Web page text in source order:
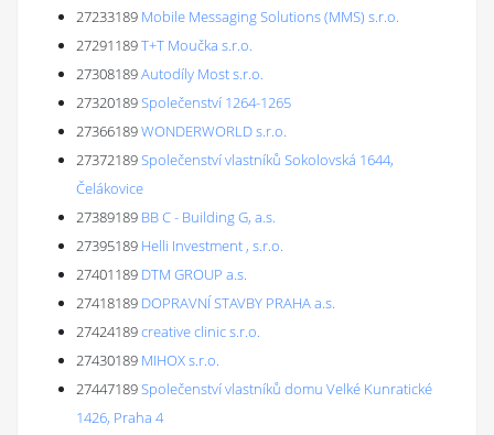
27233189 Mobile Messaging Solutions (MMS) s.r.o.
27291189T+T Moučka s.r.o.
27308189Autodíly Most s.r.o.
27320189Společenství 1264-1265
27366189WONDERWORLD s.r.o.
27372189Společenství vlastníků Sokolovská 1644,
Čelákovice
27389189 BB C - Building G, a.s.
27395189 Helli Investment , s.r.o.
27401189 DTM GROUP a.s.
27418189 DOPRAVNÍ STAVBY PRAHA a.s.
27424189creative clinic s.r.o.
27430189 MIHOX s.r.o.
27447189Společenství vlastníků domu Velké Kunratické
1426, Praha 4